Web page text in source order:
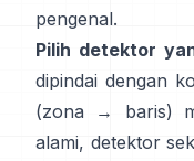
pengenal.
Pilih detektor
dipindai dengan
(zona → baris)
alami, detektor